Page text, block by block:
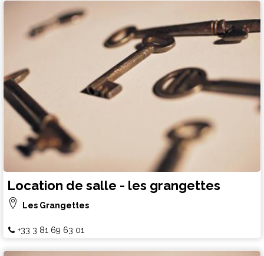
Location de salle - les grangettes
Les Grangettes
+33 3 81 69 63 01